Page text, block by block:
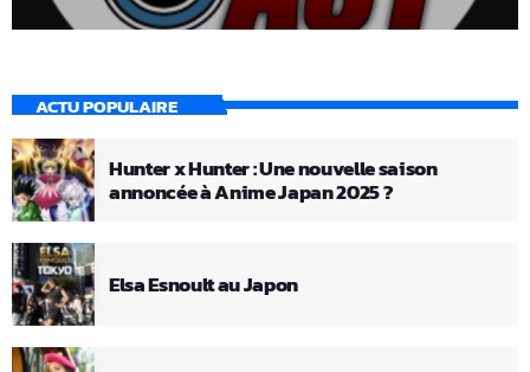
ACTU POPULAIRE
Hunter x Hunter : Une nouvelle saison
annoncée à Anime Japan 2025 ?
Elsa Esnoult au Japon